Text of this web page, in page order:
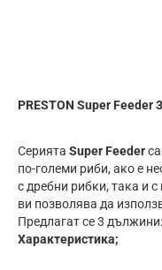
PRESTON Super Feeder
Серията Super Feeder
по-големи риби, ако е
с дребни рибки, така и
ви позволява да
Предлагат се 3
Характеристика;